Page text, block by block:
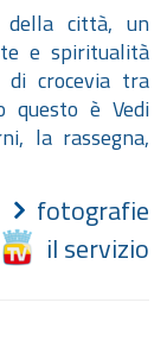
città, un
e spiritualità
crocevia tra
questo è Vedi
la rassegna,
fotografie
il servizio